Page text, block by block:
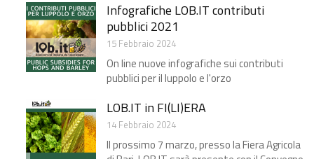
Infografiche LOB.IT contributi
pubblici 2021
15 Febbraio 2024
On line nuove infografiche sui contributi
pubblici per il luppolo e l'orzo
LOB.IT in FI(LI)ERA
14 Febbraio 2024
Il prossimo 7 marzo, presso la Fiera Agricola